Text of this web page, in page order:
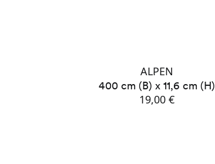
ALPEN
400 cm (B) x 11,6 cm (H)
19,00 €